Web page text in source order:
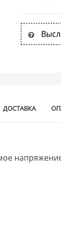
ДОСТАВКА